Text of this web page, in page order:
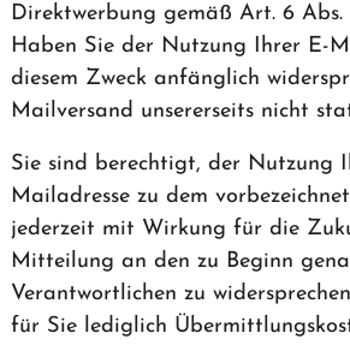
Direktwerbung gemäß Art. 6 Abs.
Haben Sie der Nutzung Ihrer E-
diesem Zweck anfänglich
Mailversand unsererseits nicht
Sie sind berechtigt, der Nutzung
Mailadresse zu dem
jederzeit mit Wirkung für die
Mitteilung an den zu Beginn
Verantwortlichen zu
für Sie lediglich